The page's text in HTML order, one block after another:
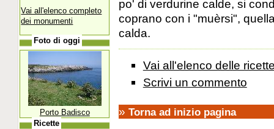
po' di verdurine calde, si
coprano con i "muèrsi",
calda.
Vai all'elenco delle
Scrivi un commento
» Torna ad inizio pagina
Vai all'elenco completo
dei monumenti
Foto di oggi
Porto Badisco
Ricette